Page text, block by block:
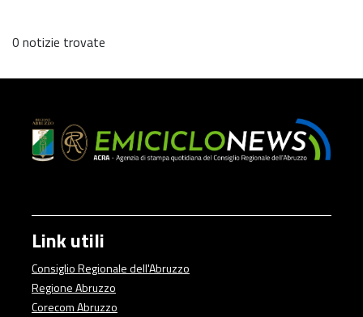
0 notizie trovate
Link utili
Consiglio Regionale dell'Abruzzo
Regione Abruzzo
Corecom Abruzzo